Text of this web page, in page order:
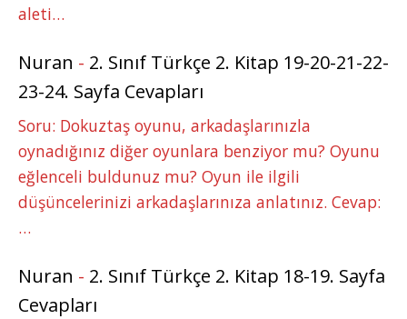
aleti…
Nuran - 2. Sınıf Türkçe 2. Kitap 19-20-21-22-
23-24. Sayfa Cevapları
Soru: Dokuztaş oyunu, arkadaşlarınızla
oynadığınız diğer oyunlara benziyor mu? Oyunu
eğlenceli buldunuz mu? Oyun ile ilgili
düşüncelerinizi arkadaşlarınıza anlatınız. Cevap:
…
Nuran - 2. Sınıf Türkçe 2. Kitap 18-19. Sayfa
Cevapları